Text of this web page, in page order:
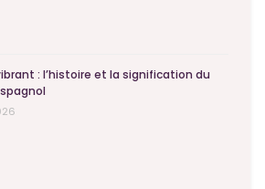
: l’histoire et la signification du